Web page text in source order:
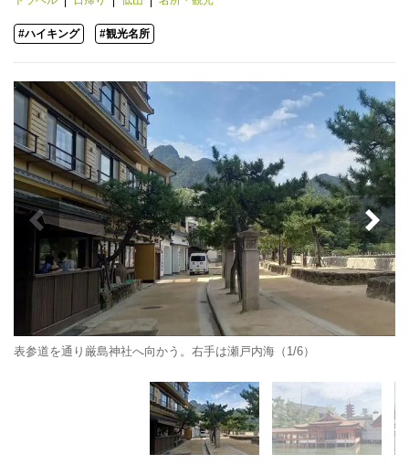
#ハイキング #観光名所
表参道を通り厳島神社へ向かう。右手は瀬戸内海（1/6）